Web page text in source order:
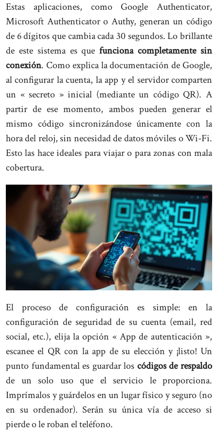
Estas aplicaciones, como Google Authenticator,
Microsoft Authenticator o Authy, generan un código
de 6 dígitos que cambia cada 30 segundos. Lo brillante
de este sistema es quefunciona completamente sin
conexión. Como explica la documentación de Google,
al configurar la cuenta, la app y el servidor comparten
un « secreto » inicial (mediante un código QR). A
partir de ese momento, ambos pueden generar el
mismo código sincronizándose únicamente con la
hora del reloj, sin necesidad de datos móviles o Wi-Fi.
Esto las hace ideales para viajar o para zonas con mala
cobertura.
El proceso de configuración es simple: en la
configuración de seguridad de su cuenta (email, red
social, etc.), elija la opción « App de autenticación »,
escanee el QR con la app de su elección y ¡listo! Un
punto fundamental es guardar los códigos de respaldo
de un solo uso que el servicio le proporciona.
Imprímalos y guárdelos en un lugar físico y seguro (no
en su ordenador). Serán su única vía de acceso si
pierde o le roban el teléfono.